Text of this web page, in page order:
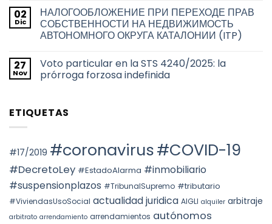
en
la
ciudad
de
Barcelona
de
los
títulos
habilitantes
de
uso
turístico
en
comentarios
en
TAX
RESIDENCE
2026
TAX
YEAR:
EVALUATION
THE
SUBSTANCE
OVER
UNDER
DOCTRINE,
02
Dic
НАЛОГООБЛОЖЕНИЕ ПРИ ПЕРЕХОДЕ ПРАВ
СОБСТВЕННОСТИ НА НЕДВИЖИМОСТЬ
АВТОНОМНОГО ОКРУГА КАТАЛОНИИ (ITP)
comentarios
en
НАЛОГООБЛОЖЕНИЕ
СОБСТВЕННОСТИ
НА
ОКРУГА
КАТАЛОНИИ
(ITP)
27
Nov
Voto particular en la STS 4240/2025: la
prórroga forzosa indefinida
en
Voto
STS
4240/2025:
la
prórroga
forzosa
indefinida
ETIQUETAS
#17/2019 #coronavirus#COVID-19
#DecretoLey #EstadoAlarma #inmobiliario
#suspensionplazos #TribunalSupremo #tributario
#ViviendasUsoSocial actualidad juridica AIGLI alquiler arbitraje
arbitrato arrendamiento arrendamientos autónomos